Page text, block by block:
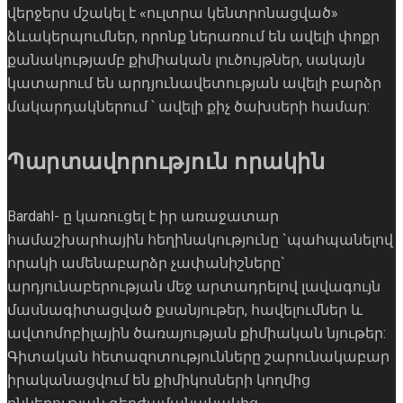
վերջերս մշակել է «ուլտրա կենտրոնացված»
ձևակերպումներ, որոնք ներառում են ավելի փոքր
քանակությամբ քիմիական լուծույթներ, սակայն
կատարում են արդյունավետության ավելի բարձր
մակարդակներում ՝ ավելի քիչ ծախսերի համար:
Պարտավորություն որակին
Bardahl- ը կառուցել է իր առաջատար
համաշխարհային հեղինակությունը `պահպանելով
որակի ամենաբարձր չափանիշները`
արդյունաբերության մեջ արտադրելով լավագույն
մասնագիտացված քսանյութեր, հավելումներ և
ավտոմոբիլային ծառայության քիմիական նյութեր:
Գիտական ​​հետազոտությունները շարունակաբար
իրականացվում են քիմիկոսների կողմից